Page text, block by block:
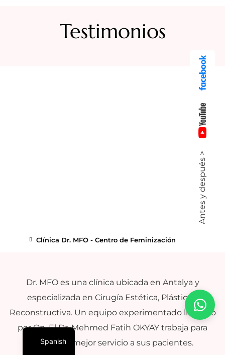
Testimonios
Clínica Dr. MFO - Centro de Feminización
Dr. MFO es una clínica ubicada en Antalya y
especializada en Cirugía Estética, Plástica y
Reconstructiva. Un equipo experimentado liderado
por Op. El Dr. Mehmed Fatih OKYAY trabaja para
brindar el mejor servicio a sus pacientes.
Antes y después >
Spanish